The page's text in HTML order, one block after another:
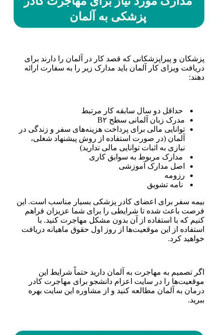
پزشکی به آلمان
پزشکان و پیراپزشکانی که قصد کار در آلمان را دارند برای
دریافت ویزای کار آلمان باید مدارک زیر را به سفارت ارائه
دهند:
حداقل دو سال سابقه کار مرتبط
مدرک زبان آلمانی سطح B۲
توانایی مالی برای پرداخت هزینه‌های سفر و زندگی در
آلمان (در صورت استفاده از روش پیشنهاد شغلی،
نیازی به اثبات توانایی مالی ندارید)
مدارک مربوط به سوابق کاری
اصل مدارک آموزشی
رزومه
نامه تشویق
بیمه سفر برای اعضای کادر پزشکی بسیار مناسب است. این
فرصت باعث شده تا شرایطی را برای شما عزیزان فراهم
کنیم که با استفاده از آن بدون مشکل مهاجرت کنید. با
استفاده از این موقعیت‌ها از روز اول حقوق ماهیانه دریافت
خواهید کرد.
اگر تصمیم به مهاجرت به آلمان دارید حتماً شرایط این
موقعیت‌ها را در سایت اعزام دانشجو برای مهاجرت کا‌در
درمان به آلمان مطالعه کنید و از مشاوره این سایت بهره
ببرید.